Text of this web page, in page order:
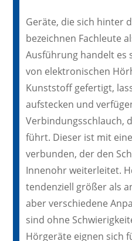
Geräte, die sich hinter
bezeichnen Fachleute
Ausführung handelt es
von elektronischen
Kunststoff gefertigt,
aufstecken und
Verbindungsschlauch,
führt. Dieser ist mit
verbunden, der den
Innenohr weiterleitet.
tendenziell größer als
aber verschiedene
sind ohne
Hörgeräte eignen sich